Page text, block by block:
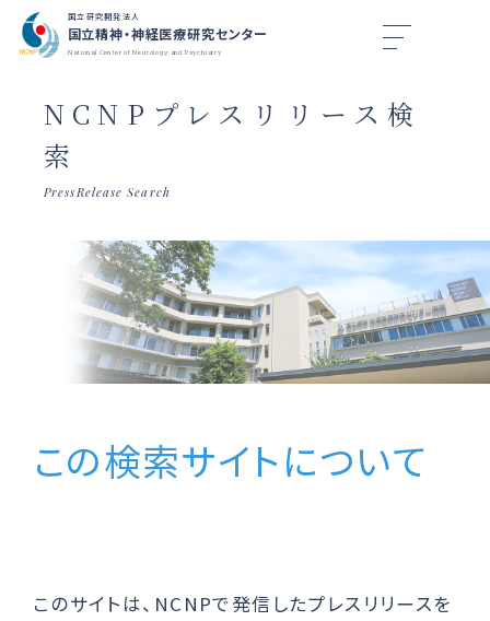
国立研究開発法人
国立精神・神経医療研究センター
National Center of Neurology and Psychiatry
NCNPプレスリリース検
索
PressRelease Search
この検索サイトについて
このサイトは、NCNPで発信したプレスリリースを